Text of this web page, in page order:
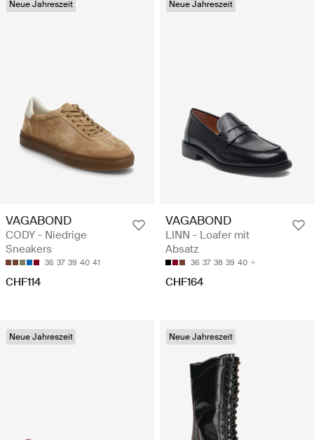
Neue Jahreszeit
VAGABOND
CODY - Niedrige
Sneakers
36 37 39 40 41
CHF114
Neue Jahreszeit
VAGABOND
LINN - Loafer mit
Absatz
36 37 38 39 40
CHF164
Neue Jahreszeit Neue Jahreszeit